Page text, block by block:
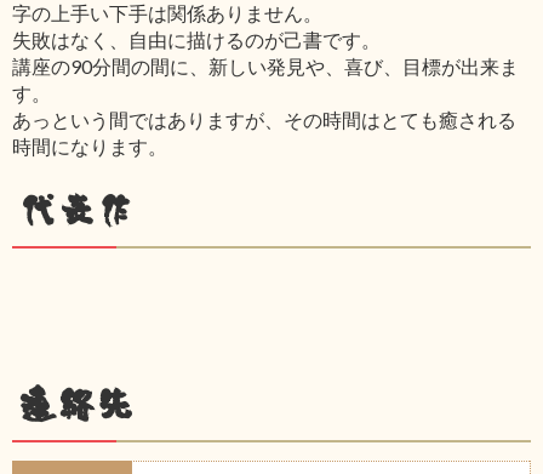
字の上手い下手は関係ありません。
失敗はなく、自由に描けるのが己書です。
講座の90分間の間に、新しい発見や、喜び、目標が出来ま
す。
あっという間ではありますが、その時間はとても癒される
時間になります。
代表作
連絡先